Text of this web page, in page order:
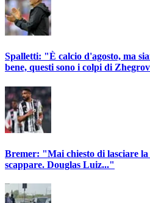
Spalletti: "È calcio d'agosto, ma
bene, questi sono i colpi di
Bremer: "Mai chiesto di lasciare la
scappare. Douglas Luiz..."